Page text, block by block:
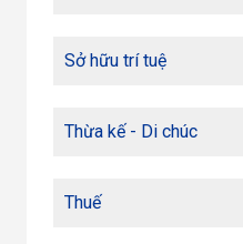
Sở hữu trí tuệ
Thừa kế - Di chúc
Thuế